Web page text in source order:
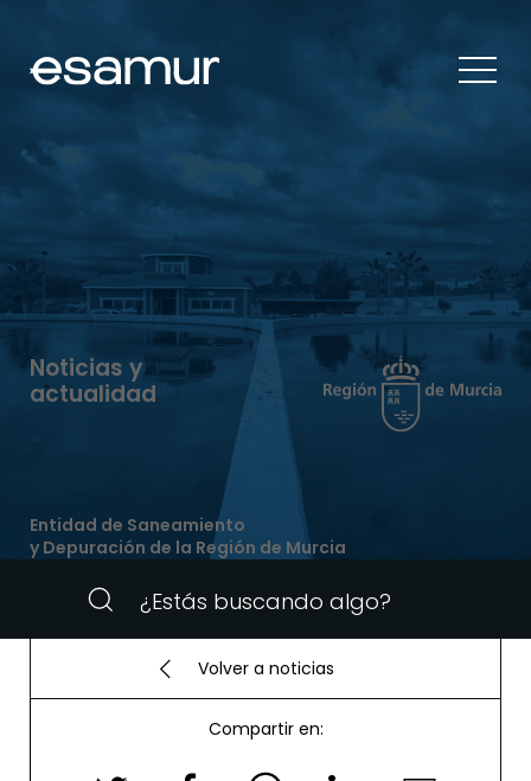
Noticias y
actualidad
Entidad de Saneamiento
y Depuración de la Región de Murcia
Volver a noticias
Compartir en: